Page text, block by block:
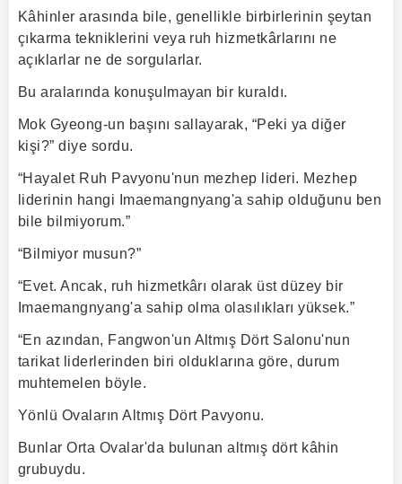
Kâhinler arasında bile, genellikle birbirlerinin şeytan
çıkarma tekniklerini veya ruh hizmetkârlarını ne
açıklarlar ne de sorgularlar.
Bu aralarında konuşulmayan bir kuraldı.
Mok Gyeong-un başını sallayarak, “Peki ya diğer
kişi?” diye sordu.
“Hayalet Ruh Pavyonu'nun mezhep lideri. Mezhep
liderinin hangi Imaemangnyang'a sahip olduğunu ben
bile bilmiyorum.”
“Bilmiyor musun?”
“Evet. Ancak, ruh hizmetkârı olarak üst düzey bir
Imaemangnyang'a sahip olma olasılıkları yüksek.”
“En azından, Fangwon'un Altmış Dört Salonu'nun
tarikat liderlerinden biri olduklarına göre, durum
muhtemelen böyle.
Yönlü Ovaların Altmış Dört Pavyonu.
Bunlar Orta Ovalar'da bulunan altmış dört kâhin
grubuydu.